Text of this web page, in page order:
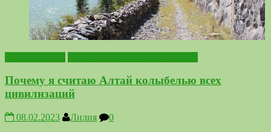
Почему я считаю Алтай колыбелью всех
цивилизаций
08.02.2023 Лилия
0